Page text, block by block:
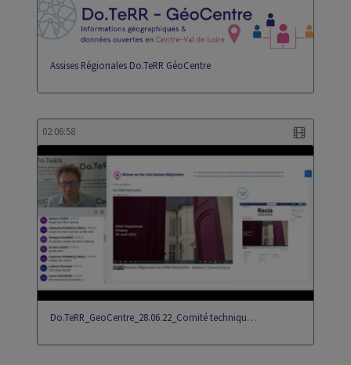
Assises Régionales Do.TeRR GéoCentre
02:06:58
Do.TeRR_GeoCentre_28.06.22_Comité techniqu…